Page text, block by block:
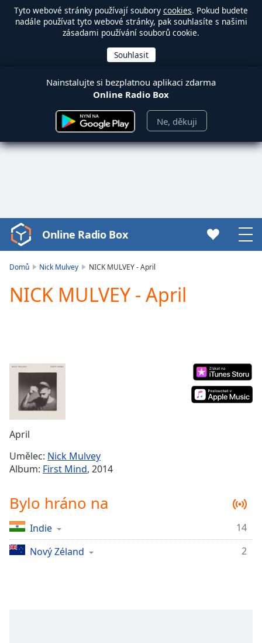
Tyto webové stránky používají soubory cookies. Pokud budete
nadále používat tyto webové stránky, pak souhlasíte s našimi
zásadami používání souborů cookie.
Nainstalujte si bezplatnou aplikaci zdarma
Online Radio Box
Ne, děkuji
Video
Player
Play
Video
Mute
Current
Time0:00
Duration-:-
Loaded
Stream
TypeLIVE
live,
currently
behind
liveLIVE
Remaining
Time
Online Radio Box
Domů Nick Mulvey NICK MULVEY - April
NICK MULVEY - April
April
Umělec: Nick Mulvey
Album: First Mind, 2014
Bylo hráno na
Indie
14
Nový Zéland
2